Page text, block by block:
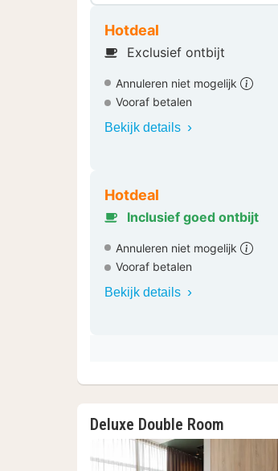
Hotdeal
Exclusief ontbijt
Annuleren niet mogelijk
Vooraf betalen
Bekijk details
Hotdeal
Inclusief goed ontbijt
Annuleren niet mogelijk
Vooraf betalen
Bekijk details
Deluxe Double Room